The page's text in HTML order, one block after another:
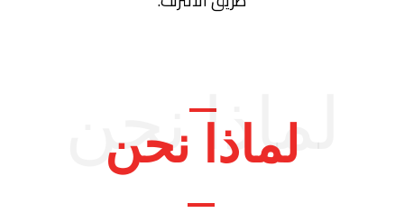
لماذا نحن
لماذا نحن